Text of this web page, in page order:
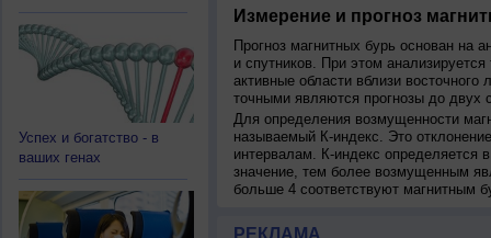
Успех и богатство - в
ваших генах
Измерение и прогноз
Прогноз магнитных бурь основан на
и спутников. При этом
активные области вблизи
точными являются прогнозы до двух
Для определения возмущенности
называемый К-индекс. Это
интервалам. К-индекс определяется
значение, тем более возмущенным
больше 4 соответствуют магнитным
РЕКЛАМА